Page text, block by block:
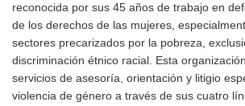
reconocida por sus 45 años de trabajo en
de los derechos de las mujeres,
sectores precarizados por la pobreza,
discriminación étnico racial. Esta
servicios de asesoría, orientación y litigio
violencia de género a través de sus cuatro